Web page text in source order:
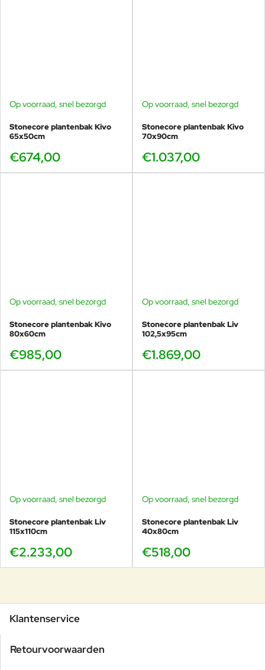
Op voorraad, snel bezorgd
Stonecore plantenbak Kivo
65x50cm
€674,00
Op voorraad, snel bezorgd
Stonecore plantenbak Kivo
70x90cm
€1.037,00
Op voorraad, snel bezorgd
Stonecore plantenbak Kivo
80x60cm
€985,00
Op voorraad, snel bezorgd
Stonecore plantenbak Liv
102,5x95cm
€1.869,00
Op voorraad, snel bezorgd
Stonecore plantenbak Liv
115x110cm
€2.233,00
Op voorraad, snel bezorgd
Stonecore plantenbak Liv
40x80cm
€518,00
Klantenservice
Retourvoorwaarden